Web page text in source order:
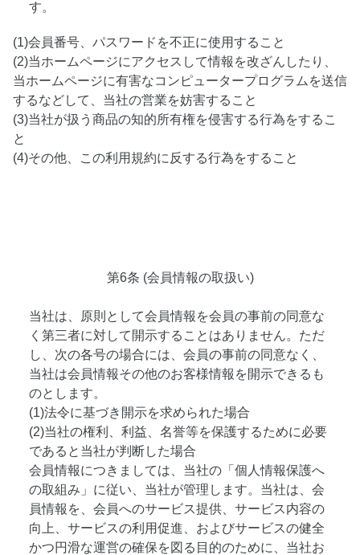
す。
(1)会員番号、パスワードを不正に使用すること
(2)当ホームページにアクセスして情報を改ざんしたり、
当ホームページに有害なコンピュータープログラムを送信
するなどして、当社の営業を妨害すること
(3)当社が扱う商品の知的所有権を侵害する行為をするこ
と
(4)その他、この利用規約に反する行為をすること
第6条 (会員情報の取扱い)
当社は、原則として会員情報を会員の事前の同意な
く第三者に対して開示することはありません。ただ
し、次の各号の場合には、会員の事前の同意なく、
当社は会員情報その他のお客様情報を開示できるも
のとします。
(1)法令に基づき開示を求められた場合
(2)当社の権利、利益、名誉等を保護するために必要
であると当社が判断した場合
会員情報につきましては、当社の「個人情報保護へ
の取組み」に従い、当社が管理します。当社は、会
員情報を、会員へのサービス提供、サービス内容の
向上、サービスの利用促進、およびサービスの健全
かつ円滑な運営の確保を図る目的のために、当社お